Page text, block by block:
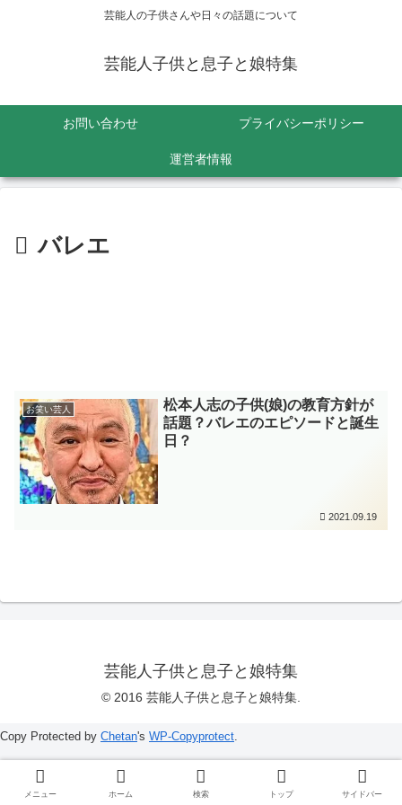
芸能人の子供さんや日々の話題について
芸能人子供と息子と娘特集
お問い合わせ プライバシーポリシー
運営者情報
バレエ
お笑い芸人
松本人志の子供(娘)の教育方針が
話題？バレエのエピソードと誕生
日？
2021.09.19
芸能人子供と息子と娘特集
© 2016 芸能人子供と息子と娘特集.
メニュー ホーム 検索 トップ サイドバー
Copy Protected by Chetan's WP-Copyprotect